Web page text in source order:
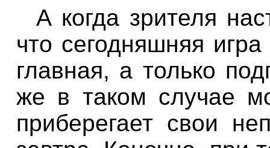
А когда зрителя
что сегодняшняя
главная, а только
же в таком случае
приберегает свои